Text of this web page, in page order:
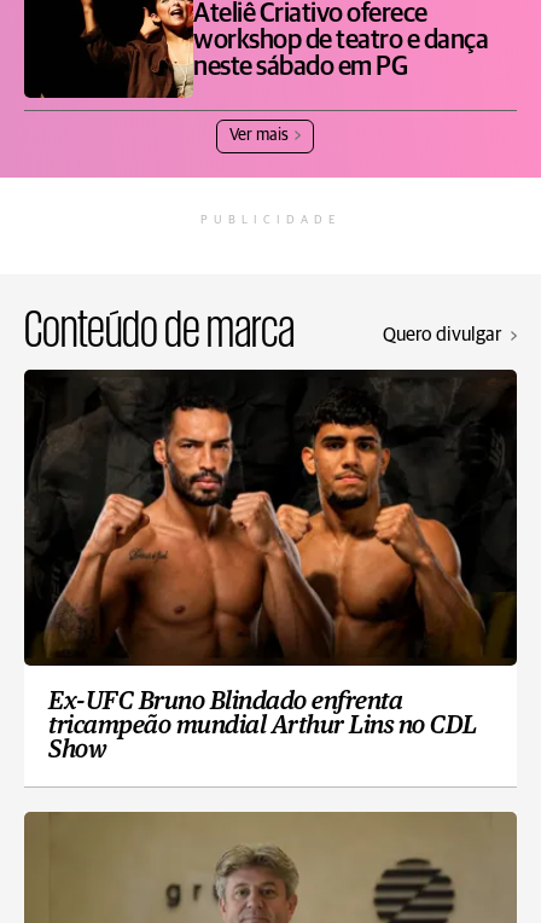
Ateliê Criativo oferece
workshop de teatro e dança
neste sábado em PG
Ver mais
PUBLICIDADE
Conteúdo de marca Quero divulgar
Ex-UFC Bruno Blindado enfrenta
tricampeão mundial Arthur Lins no CDL
Show